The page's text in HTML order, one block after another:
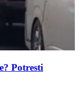
Potresti